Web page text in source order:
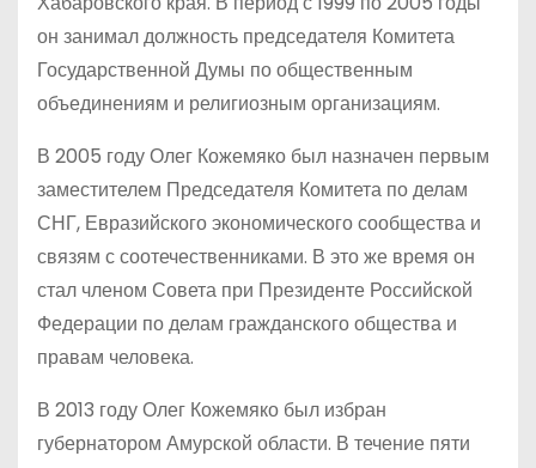
он занимал должность председателя Комитета
Государственной Думы по общественным
объединениям и религиозным организациям.
В 2005 году Олег Кожемяко был назначен первым
заместителем Председателя Комитета по делам
СНГ, Евразийского экономического сообщества и
связям с соотечественниками. В это же время он
стал членом Совета при Президенте Российской
Федерации по делам гражданского общества и
правам человека.
В 2013 году Олег Кожемяко был избран
губернатором Амурской области. В течение пяти